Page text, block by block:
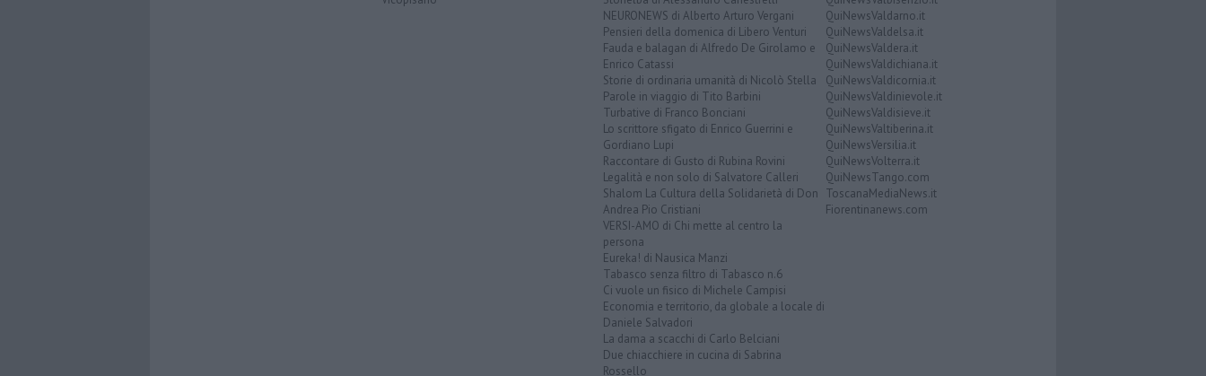
NEURONEWS di Alberto Arturo Vergani
Pensieri della domenica di Libero Venturi
Fauda e balagan di Alfredo De Girolamo e
Enrico Catassi
Storie di ordinaria umanità di Nicolò Stella
Parole in viaggio di Tito Barbini
Turbative di Franco Bonciani
Lo scrittore sfigato di Enrico Guerrini e
Gordiano Lupi
Raccontare di Gusto di Rubina Rovini
Legalità e non solo di Salvatore Calleri
Shalom La Cultura della Solidarietà di Don
Andrea Pio Cristiani
VERSI-AMO di Chi mette al centro la
persona
Eureka! di Nausica Manzi
Tabasco senza filtro di Tabasco n.6
Ci vuole un fisico di Michele Campisi
Economia e territorio, da globale a locale di
Daniele Salvadori
La dama a scacchi di Carlo Belciani
Due chiacchiere in cucina di Sabrina
Rossello
QuiNewsValdarno.it
QuiNewsValdelsa.it
QuiNewsValdera.it
QuiNewsValdichiana.it
QuiNewsValdicornia.it
QuiNewsValdinievole.it
QuiNewsValdisieve.it
QuiNewsValtiberina.it
QuiNewsVersilia.it
QuiNewsVolterra.it
QuiNewsTango.com
ToscanaMediaNews.it
Fiorentinanews.com